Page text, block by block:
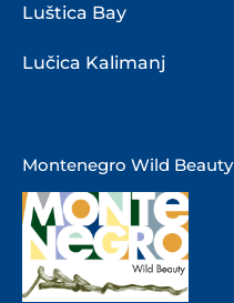
Luštica Bay
Lučica Kalimanj
Montenegro Wild Beauty